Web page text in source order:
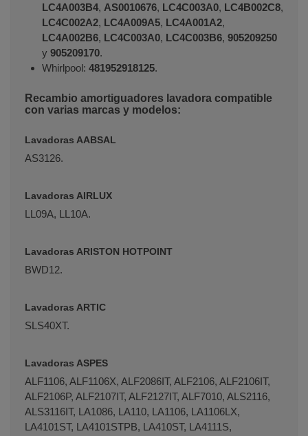
LC4A003B4, AS0010676, LC4C003A0, LC4B002C8,
LC4C002A2, LC4A009A5, LC4A001A2,
LC4A002B6, LC4C003A0, LC4C003B6, 905209250
y 905209170.
Whirlpool: 481952918125.
Recambio amortiguadores lavadora compatible
con varias marcas y modelos:
Lavadoras AABSAL
AS3126.
Lavadoras AIRLUX
LL09A, LL10A.
Lavadoras ARISTON HOTPOINT
BWD12.
Lavadoras ARTIC
SLS40XT.
Lavadoras ASPES
ALF1106, ALF1106X, ALF2086IT, ALF2106, ALF2106IT,
ALF2106P, ALF2107IT, ALF2127IT, ALF7010, ALS2116,
ALS3116IT, LA1086, LA110, LA1106, LA1106LX,
LA4101ST, LA4101STPB, LA410ST, LA4111S,